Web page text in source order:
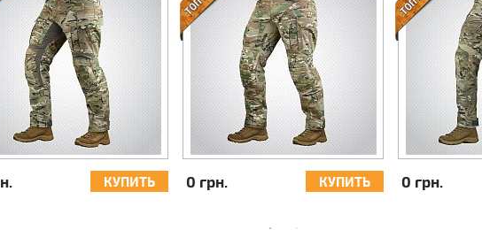
грн. КУПИТЬ 0 грн. КУПИТЬ 0 грн.